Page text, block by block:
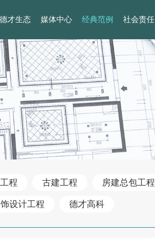
德才生态 媒体中心 经典范例 社会责任
程 古建工程 房建总包工程
设计工程 德才高科